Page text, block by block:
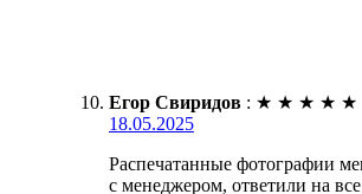
Егор Свиридов : ★ ★ ★ ★ ★
18.05.2025
Распечатанные фотографии
с менеджером, ответили на